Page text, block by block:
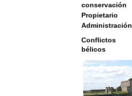
conservación
Propietario
Administración
Conflictos
bélicos